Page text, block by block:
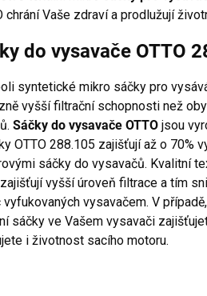
chrání Vaše zdraví a prodlužují
do vysavače OTTO
syntetické mikro sáčky pro
vyšší filtrační schopnosti než
Sáčky do vysavače OTTO jsou
OTTO 288.105 zajišťují až o 70%
sáčky do vysavačů. Kvalitní
zajišťují vyšší úroveň filtrace a tím
vysavačem. V
sáčky ve Vašem vysavači
i životnost sacího motoru.